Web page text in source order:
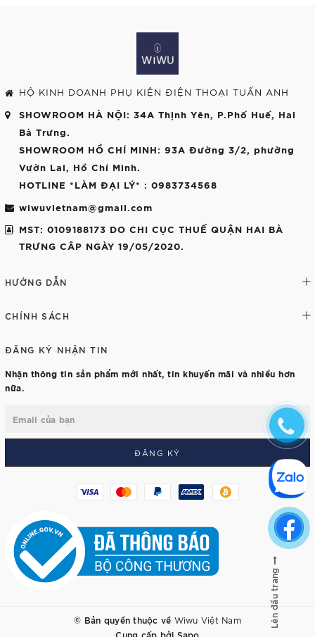
HỘ KINH DOANH PHỤ KIỆN ĐIỆN THOẠI TUẤN ANH
SHOWROOM HÀ NỘI: 34A Thịnh Yên, P.Phố Huế, Hai
Bà Trưng.
SHOWROOM HỒ CHÍ MINH: 93A Đường 3/2, phường
Vườn Lai, Hồ Chí Minh.
HOTLINE *LÀM ĐẠI LÝ* : 0983734568
wiwuvietnam@gmail.com
MST: 0109188173 DO CHI CỤC THUẾ QUẬN HAI BÀ
TRƯNG CÂP NGÀY 19/05/2020.
HƯỚNG DẪN
CHÍNH SÁCH
ĐĂNG KÝ NHẬN TIN
Nhận thông tin sản phẩm mới nhất, tin khuyến mãi và nhiều hơn
nữa.
ĐĂNG KÝ
© Bản quyền thuộc về Wiwu Việt Nam
Cung cấp bởi Sapo
Lên đầu trang